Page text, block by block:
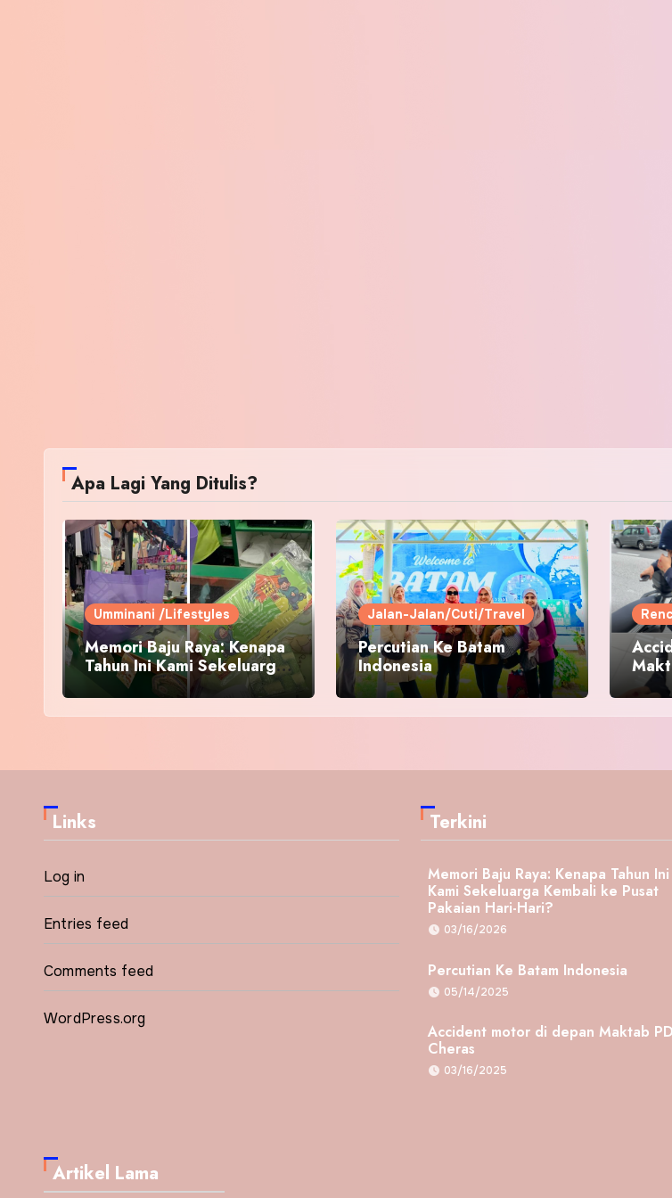
Apa Lagi Yang Ditulis?
Umminani /Lifestyles
Memori Baju Raya: Kenapa
Tahun Ini Kami Sekeluarga
Kembali ke Pusat Pakaian
Hari-Hari?
Jalan-Jalan/Cuti/Travel
Percutian Ke Batam
Indonesia
Links
Log in
Entries feed
Comments feed
WordPress.org
Terkini
Memori Baju Raya: Kenapa Tahun Ini
Kami Sekeluarga Kembali ke Pusat
Pakaian Hari-Hari?
03/16/2026
Percutian Ke Batam Indonesia
05/14/2025
Accident motor di depan Maktab
Cheras
03/16/2025
Artikel Lama